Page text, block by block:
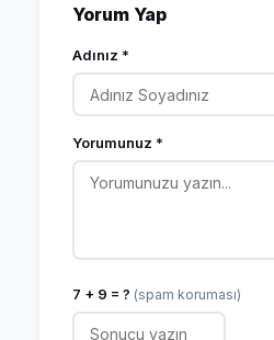
Yorum Yap
Adınız *
Yorumunuz *
7 + 9 = ? (spam koruması)